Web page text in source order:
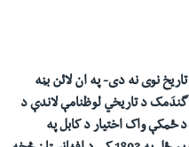
نوی نه دی- په ان لائن بڼه
ترمخه په 1870 کې د گندَمک د تاريخي لوظنامې لاندې د
ځمکې واک اختیار د کابل په